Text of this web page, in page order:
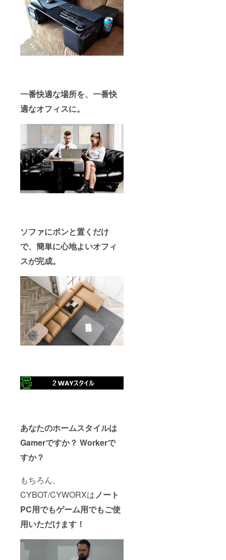
一番快適な場所を、一番快
適なオフィスに。
ソファにポンと置くだけ
で、簡単に心地よいオフィ
スが完成。
あなたのホームスタイルは
Gamerですか？ Workerで
すか？
もちろん、
CYBOT/CYWORXはノート
PC用でもゲーム用でもご使
用いただけます！